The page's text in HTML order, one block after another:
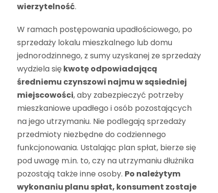
wierzytelność.
W ramach postępowania upadłościowego, po
sprzedaży lokalu mieszkalnego lub domu
jednorodzinnego, z sumy uzyskanej ze sprzedaży
wydziela siękwotę odpowiadającą
średniemu czynszowi najmu w sąsiedniej
miejscowości, aby zabezpieczyć potrzeby
mieszkaniowe upadłego i osób pozostających
na jego utrzymaniu. Nie podlegają sprzedaży
przedmioty niezbędne do codziennego
funkcjonowania. Ustalając plan spłat, bierze się
pod uwagę m.in. to, czy na utrzymaniu dłużnika
pozostają także inne osoby. Po należytym
wykonaniu planu spłat, konsument zostaje